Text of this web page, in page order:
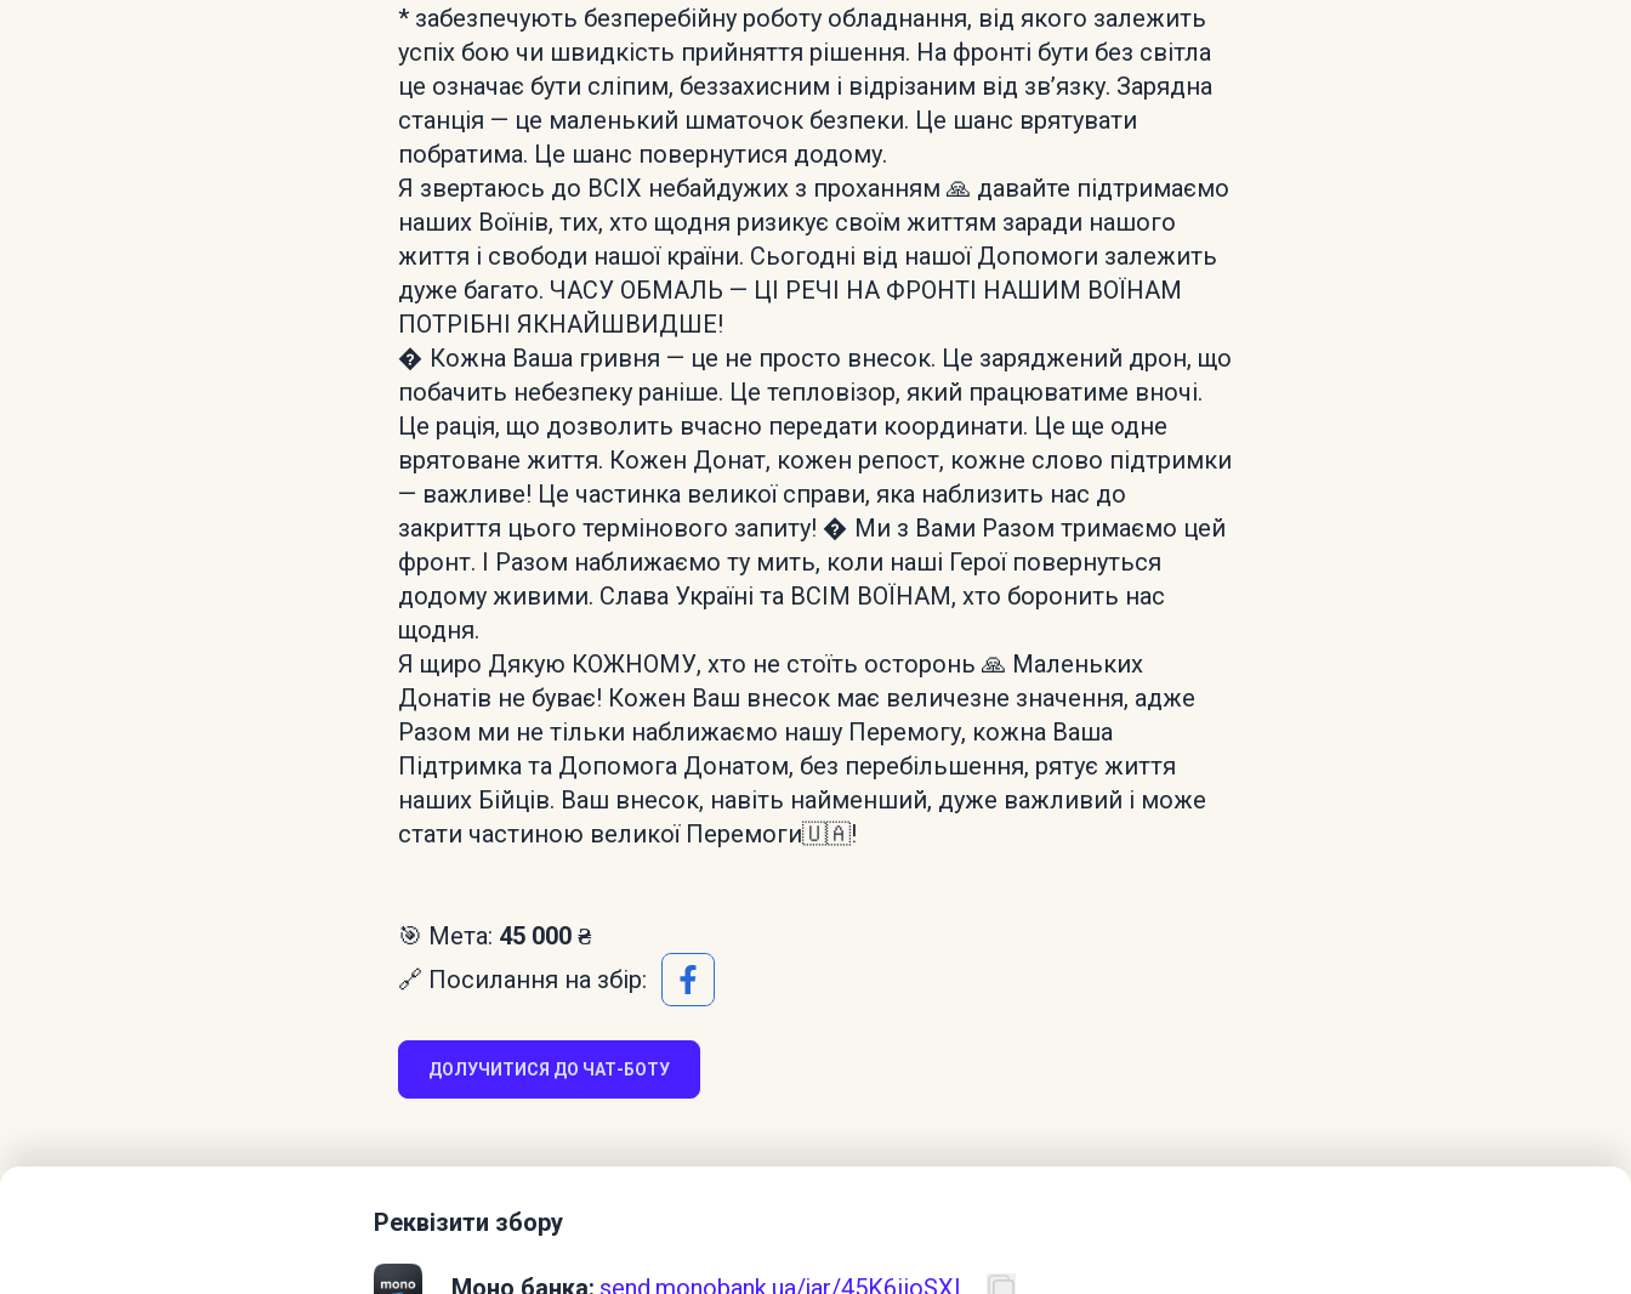
* забезпечують безперебійну роботу обладнання, від якого залежить
успіх бою чи швидкість прийняття рішення. На фронті бути без світла
це означає бути сліпим, беззахисним і відрізаним від зв’язку. Зарядна
станція — це маленький шматочок безпеки. Це шанс врятувати
побратима. Це шанс повернутися додому.
Я звертаюсь до ВСІХ небайдужих з проханням 🙏 давайте підтримаємо
наших Воїнів, тих, хто щодня ризикує своїм життям заради нашого
життя і свободи нашої країни. Сьогодні від нашої Допомоги залежить
дуже багато. ЧАСУ ОБМАЛЬ — ЦІ РЕЧІ НА ФРОНТІ НАШИМ ВОЇНАМ
ПОТРІБНІ ЯКНАЙШВИДШЕ!
� Кожна Ваша гривня — це не просто внесок. Це заряджений дрон, що
побачить небезпеку раніше. Це тепловізор, який працюватиме вночі.
Це рація, що дозволить вчасно передати координати. Це ще одне
врятоване життя. Кожен Донат, кожен репост, кожне слово підтримки
— важливе! Це частинка великої справи, яка наблизить нас до
закриття цього термінового запиту! � Ми з Вами Разом тримаємо цей
фронт. І Разом наближаємо ту мить, коли наші Герої повернуться
додому живими. Слава Україні та ВСІМ ВОЇНАМ, хто боронить нас
щодня.
Я щиро Дякую КОЖНОМУ, хто не стоїть осторонь 🙏 Маленьких
Донатів не буває! Кожен Ваш внесок має величезне значення, адже
Разом ми не тільки наближаємо нашу Перемогу, кожна Ваша
Підтримка та Допомога Донатом, без перебільшення, рятує життя
наших Бійців. Ваш внесок, навіть найменший, дуже важливий і може
стати частиною великої Перемоги🇺🇦!
🎯 Мета: 45 000 ₴
🔗 Посилання на збір:
ДОЛУЧИТИСЯ ДО ЧАТ-БОТУ
Реквізити збору
Моно банка: send.monobank.ua/jar/45K6iioSXL